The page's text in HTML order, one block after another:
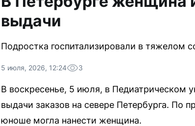
выдачи
Подростка госпитализировали в тяжелом
5 июля, 2026, 12:24 3
В воскресенье, 5 июля, в Педиатрическом
выдачи заказов на севере Петербурга.
юноше могла нанести женщина.